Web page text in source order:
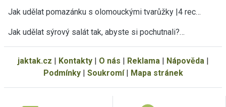
Jak udělat pomazánku s olomouckými tvarůžky |4 rec…
Jak udělat sýrový salát tak, abyste si pochutnali?…
jaktak.cz | Kontakty| O nás | Reklama| Nápověda|
Podmínky| Soukromí| Mapa stránek